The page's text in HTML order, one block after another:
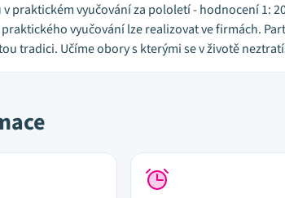
praktickém vyučování za pololetí - hodnocení 1:
vyučování lze realizovat ve firmách.
tradici. Učíme obory s kterými se v životě